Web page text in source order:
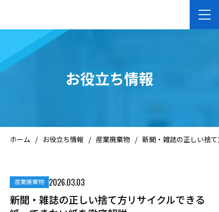
ホーム
企業向けサービス
お知らせ
INFO
お役立ち情報
ホーム / お役立ち情報 / 産業廃棄物 / 新聞・雑誌の正しい捨
産業廃棄物 2026.03.03
新聞・雑誌の正しい捨て方リサイクルできる